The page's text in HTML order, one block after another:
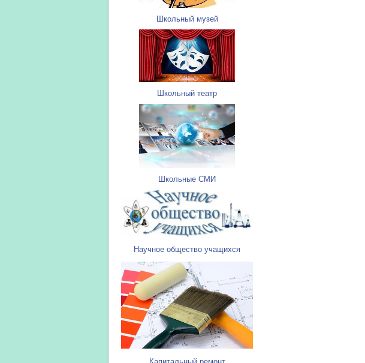
Школьный музей
Школьный театр
Школьные СМИ
Научное общество учащихся